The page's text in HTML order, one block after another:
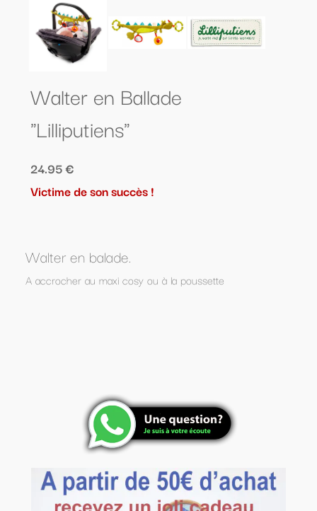
Walter en Ballade
"Lilliputiens"
24.95 €
Victime de son succès !
Walter en balade.
A accrocher au maxi cosy ou à la poussette